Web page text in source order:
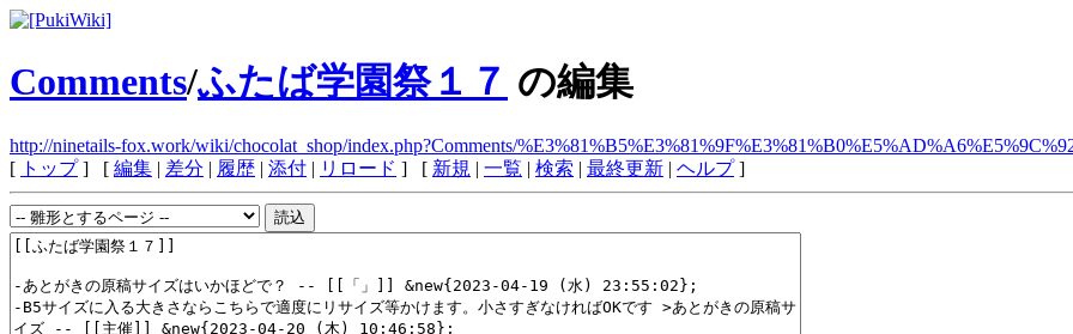
Comments/ふたば学園祭１７ の編集
http://ninetails-fox.work/wiki/chocolat_shop/index.php?Comments/
[ トップ] [ 編集 | 差分 | 履歴 | 添付 | リロード ] [ 新規 | 一覧 | 検索 | 最終更新 | ヘルプ]